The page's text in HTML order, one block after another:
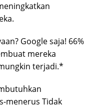
Google saja! 66%
mereka
terjadi.*
menerus Tidak